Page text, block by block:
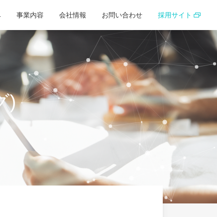
事業内容 会社情報 お問い合わせ 採用サイト
)